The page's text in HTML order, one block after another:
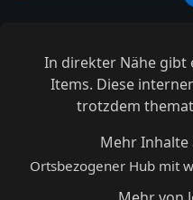
In direkter Nähe gibt
Items. Diese
trotzdem
Mehr Inhalte
Ortsbezogener Hub mit